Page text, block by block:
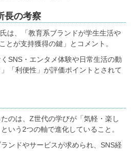
長の考察
は、「教育系ブランドが学生生活や
とが支持獲得の鍵」とコメント。
SNS・エンタメ体験や日常生活の動
「利便性」が評価ポイントとされて
のは、Z世代の学びが「気軽・楽し
いう2つの軸で進化していること。
ンドやサービスが求められ、SNS経